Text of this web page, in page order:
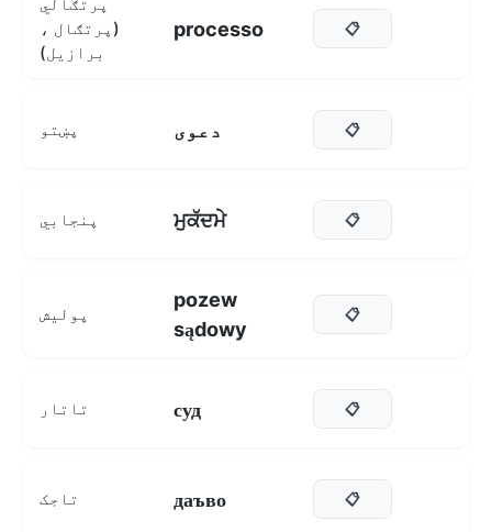
(پرتګال ،
برازیل)
processo 📋
پښتو دعوی 📋
پنجابي ਮੁਕੱਦਮੇ 📋
پولیش
pozew
sądowy
📋
تاتار суд 📋
تاجک даъво 📋